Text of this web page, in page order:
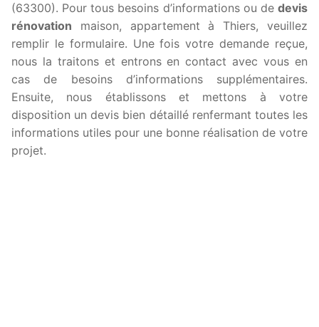
(63300). Pour tous besoins d’informations ou de devis
rénovation maison, appartement à Thiers, veuillez
remplir le formulaire. Une fois votre demande reçue,
nous la traitons et entrons en contact avec vous en
cas de besoins d’informations supplémentaires.
Ensuite, nous établissons et mettons à votre
disposition un devis bien détaillé renfermant toutes les
informations utiles pour une bonne réalisation de votre
projet.